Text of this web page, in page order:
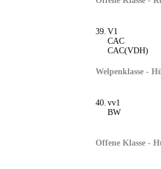
39. V1
CAC
CAC(VDH)
Welpenklasse -
40. vv1
BW
Offene Klasse -